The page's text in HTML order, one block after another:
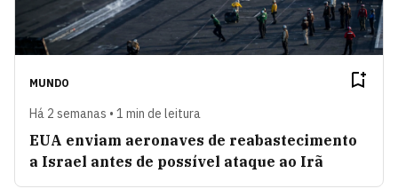
MUNDO
Há 2 semanas • 1 min de leitura
EUA enviam aeronaves de reabastecimento
a Israel antes de possível ataque ao Irã